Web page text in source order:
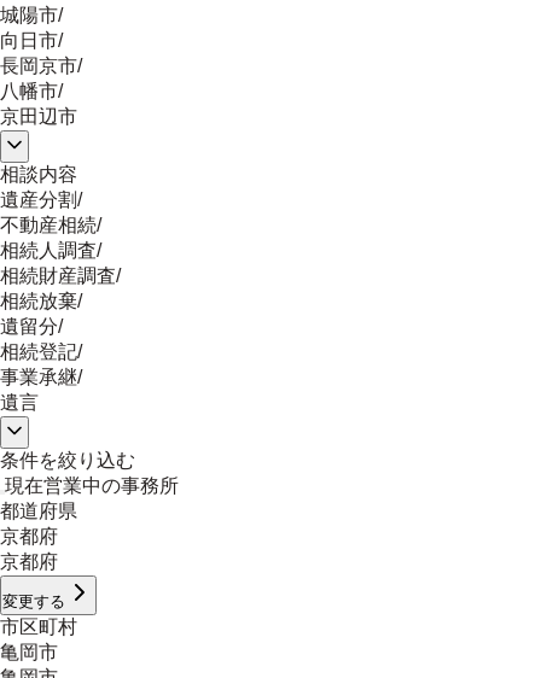
城陽市/
向日市/
長岡京市/
八幡市/
京田辺市
相談内容
遺産分割/
不動産相続/
相続人調査/
相続財産調査/
相続放棄/
遺留分/
相続登記/
事業承継/
遺言
条件を絞り込む
現在営業中の事務所
都道府県
京都府
京都府
変更する
市区町村
亀岡市